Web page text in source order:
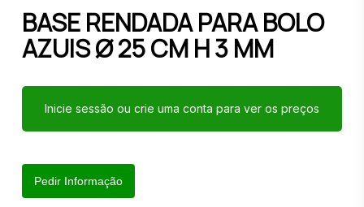
BASE RENDADA PARA BOLO
AZUIS Ø 25 CM H 3 MM
Inicie sessão ou crie uma conta para ver os preços
Pedir Informação